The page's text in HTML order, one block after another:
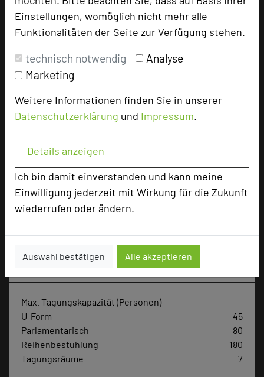
Einstellungen, womöglich nicht mehr alle
Funktionalitäten der Seite zur Verfügung stehen.
technisch notwendig
Analyse
Marketing
Weitere Informationen finden Sie in unserer
Datenschutzerklärung und Impressum.
Details anzeigen
Ich bin damit einverstanden und kann meine
Einwilligung jederzeit mit Wirkung für die Zukunft
wiederrufen oder ändern.
Auswahl bestätigen Alle akzeptieren
language Homepage
zur Tagungsanfrage hinzufügen
Bewertung
Tagungsleiter
Tagungsteilnehmer
Max. Tagungskapazität (Personen)
U-Form
45
Parlamentarisch
80
Reihenbestuhlung
180
Tagungsräume
7